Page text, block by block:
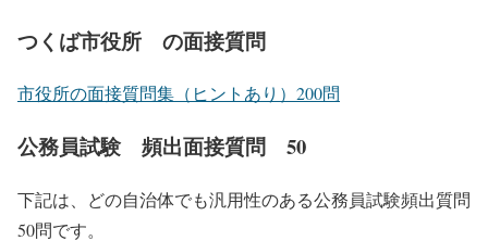
つくば市役所 の面接質問
市役所の面接質問集（ヒントあり）200問
公務員試験 頻出面接質問 50
下記は、どの自治体でも汎用性のある公務員試験頻出質問
50問です。